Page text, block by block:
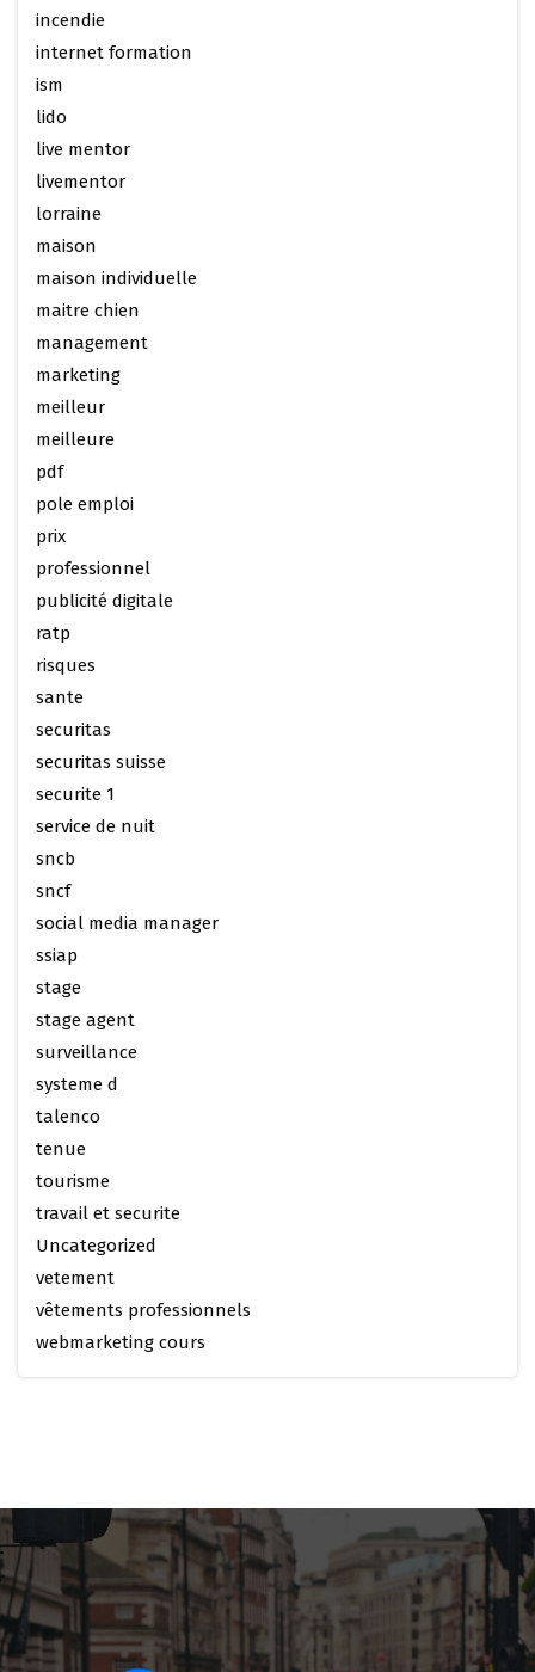
incendie
internet formation
ism
lido
live mentor
livementor
lorraine
maison
maison individuelle
maitre chien
management
marketing
meilleur
meilleure
pdf
pole emploi
prix
professionnel
publicité digitale
ratp
risques
sante
securitas
securitas suisse
securite 1
service de nuit
sncb
sncf
social media manager
ssiap
stage
stage agent
surveillance
systeme d
talenco
tenue
tourisme
travail et securite
Uncategorized
vetement
vêtements professionnels
webmarketing cours